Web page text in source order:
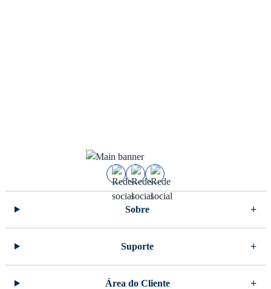
Sobre
Suporte
Área do Cliente